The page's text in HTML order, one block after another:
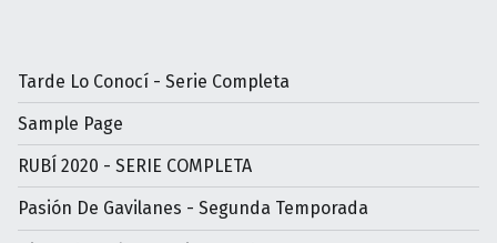
Tarde Lo Conocí - Serie Completa
Sample Page
RUBÍ 2020 - SERIE COMPLETA
Pasión De Gavilanes - Segunda Temporada